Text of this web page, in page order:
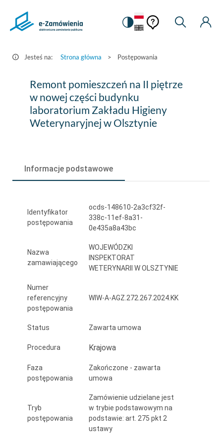
Postępowania
Zamówienia.gov.pl
Zmiana
na
kontrastową
Pomoc
kontekstowa
Pomoc
Moje
Jesteś na: Strona główna > Postępowania
Remont
pomieszczeń
nowej
budynku
laboratorium
Zakładu
Higieny
Weterynaryjnej
Olsztynie
Remont pomieszczeń na II piętrze
w nowej części budynku
laboratorium Zakładu Higieny
Weterynaryjnej w Olsztynie
Informacje podstawowe
Identyfikator
postępowania
ocds-148610-2a3cf32f-
338c-11ef-8a31-
0e435a8a43bc
Nazwa
zamawiającego
WOJEWÓDZKI
INSPEKTORAT
WETERYNARII W OLSZTYNIE
Numer
referencyjny
postępowania
WIW-A-AGZ.272.267.2024.KK
Status Zawarta umowa
Procedura Krajowa
Faza
postępowania
Zakończone - zawarta
umowa
Tryb
postępowania
Zamówienie udzielane jest
w trybie podstawowym na
podstawie: art. 275 pkt 2
ustawy